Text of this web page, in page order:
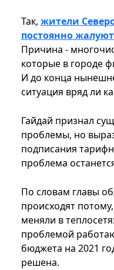
Так, жители
постоянно
Причина -
которые в городе
И до конца
ситуация вряд ли
Гайдай признал
проблемы, но
подписания
проблема
По словам главы
происходят
меняли в
проблемой
бюджета на 2021
решена.